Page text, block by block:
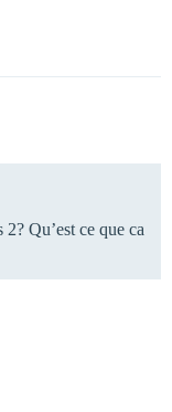
Qu’est ce que ca